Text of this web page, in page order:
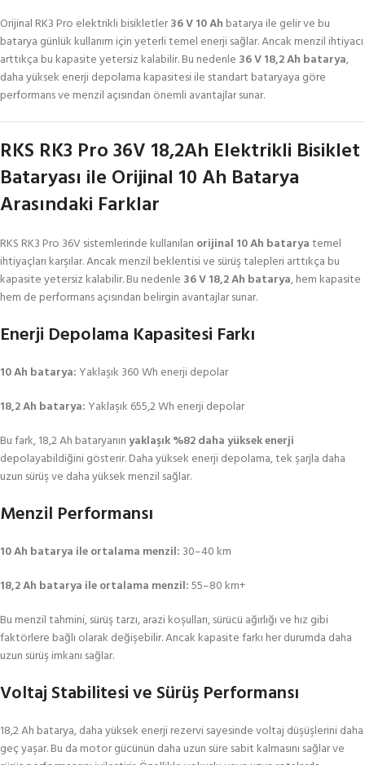
Orijinal RK3 Pro elektrikli bisikletler36 V 10 Ah batarya ile gelir ve bu
batarya günlük kullanım için yeterli temel enerji sağlar. Ancak menzil ihtiyacı
arttıkça bu kapasite yetersiz kalabilir. Bu nedenle 36 V 18,2 Ah batarya,
daha yüksek enerji depolama kapasitesi ile standart bataryaya göre
performans ve menzil açısından önemli avantajlar sunar.
RKS RK3 Pro 36V 18,2Ah Elektrikli Bisiklet
Bataryası ile Orijinal 10 Ah Batarya
Arasındaki Farklar
RKS RK3 Pro 36V sistemlerinde kullanılan orijinal 10 Ah bataryatemel
ihtiyaçları karşılar. Ancak menzil beklentisi ve sürüş talepleri arttıkça bu
kapasite yetersiz kalabilir. Bu nedenle 36 V 18,2 Ah batarya, hem kapasite
hem de performans açısından belirgin avantajlar sunar.
Enerji Depolama Kapasitesi Farkı
10 Ah batarya: Yaklaşık 360 Wh enerji depolar
18,2 Ah batarya: Yaklaşık 655,2 Wh enerji depolar
Bu fark, 18,2 Ah bataryanınyaklaşık %82 daha yüksek enerji
depolayabildiğini gösterir. Daha yüksek enerji depolama, tek şarjla daha
uzun sürüş ve daha yüksek menzil sağlar.
Menzil Performansı
10 Ah batarya ile ortalama menzil: 30–40 km
18,2 Ah batarya ile ortalama menzil:55–80 km+
Bu menzil tahmini, sürüş tarzı, arazi koşulları, sürücü ağırlığı ve hız gibi
faktörlere bağlı olarak değişebilir. Ancak kapasite farkı her durumda daha
uzun sürüş imkanı sağlar.
Voltaj Stabilitesi ve Sürüş Performansı
18,2 Ah batarya, daha yüksek enerji rezervi sayesinde voltaj düşüşlerini daha
geç yaşar. Bu da motor gücünün daha uzun süre sabit kalmasını sağlar ve